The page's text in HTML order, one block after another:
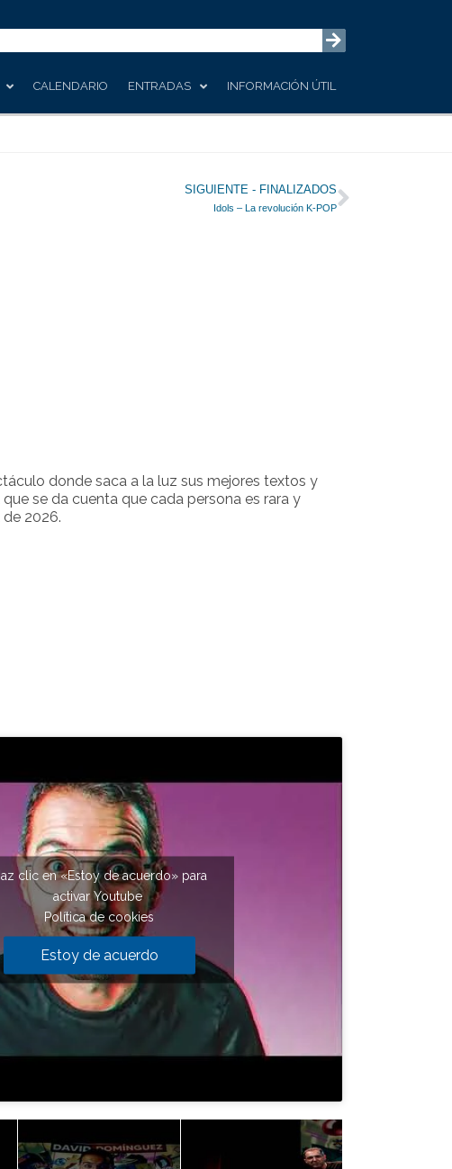
CALENDARIO ENTRADAS INFORMACIÓN ÚTIL
SIGUIENTE - FINALIZADOS
Idols – La revolución K-POP
Siguiente
donde saca a la luz sus mejores textos y
se da cuenta que cada persona es rara y
2026.
clic en «Estoy de acuerdo» para
activar Youtube
Política de cookies
Estoy de acuerdo